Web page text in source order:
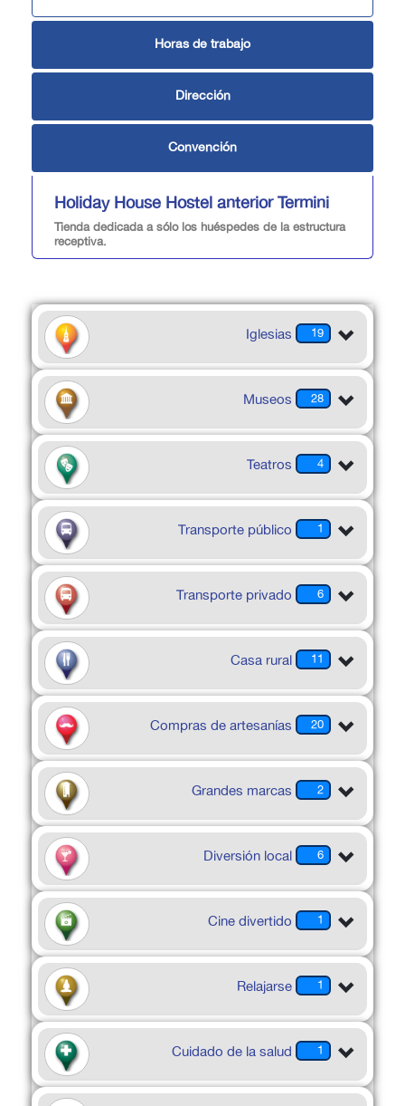
Horas de trabajo
Dirección
Convención
Holiday House Hostel anterior Termini
Tienda dedicada a sólo los huéspedes de la estructura
receptiva.
19
Iglesias
28
Museos
4
Teatros
1
Transporte público
6
Transporte privado
11
Casa rural
20
Compras de artesanías
2
Grandes marcas
6
Diversión local
1
Cine divertido
1
Relajarse
1
Cuidado de la salud